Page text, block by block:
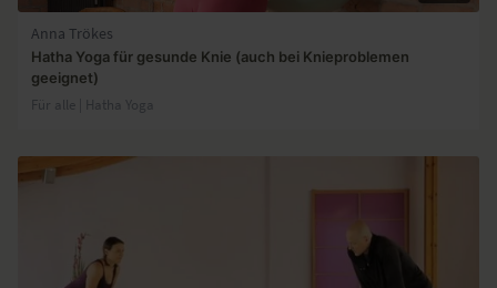
Anna Trökes
Hatha Yoga für gesunde Knie (auch bei Knieproblemen
geeignet)
Für alle | Hatha Yoga